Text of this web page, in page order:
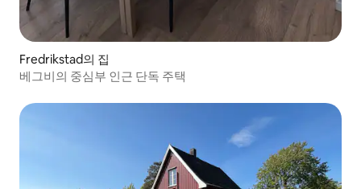
Fredrikstad의 집
베그비의 중심부 인근 단독 주택